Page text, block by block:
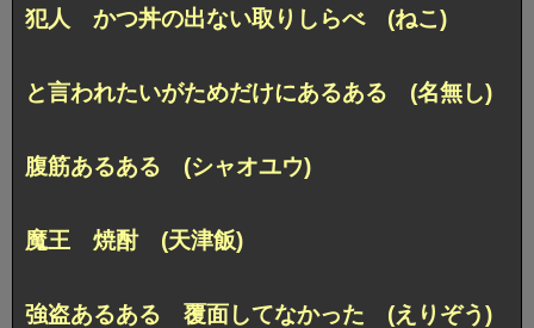
犯人 かつ丼の出ない取りしらべ (ねこ)
と言われたいがためだけにあるある (名無し)
腹筋あるある (シャオユウ)
魔王 焼酎 (天津飯)
強盗あるある 覆面してなかった (えりぞう)